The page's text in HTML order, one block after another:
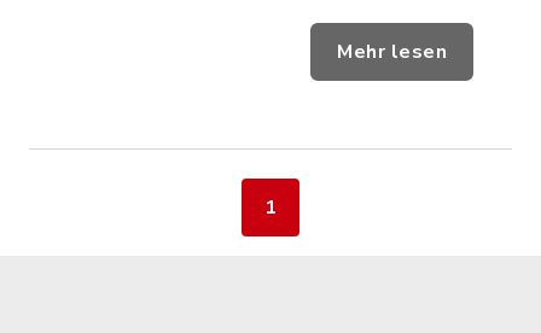
Mehr lesen
1